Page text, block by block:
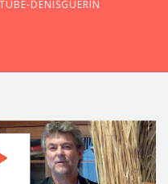
DENISGUERIN